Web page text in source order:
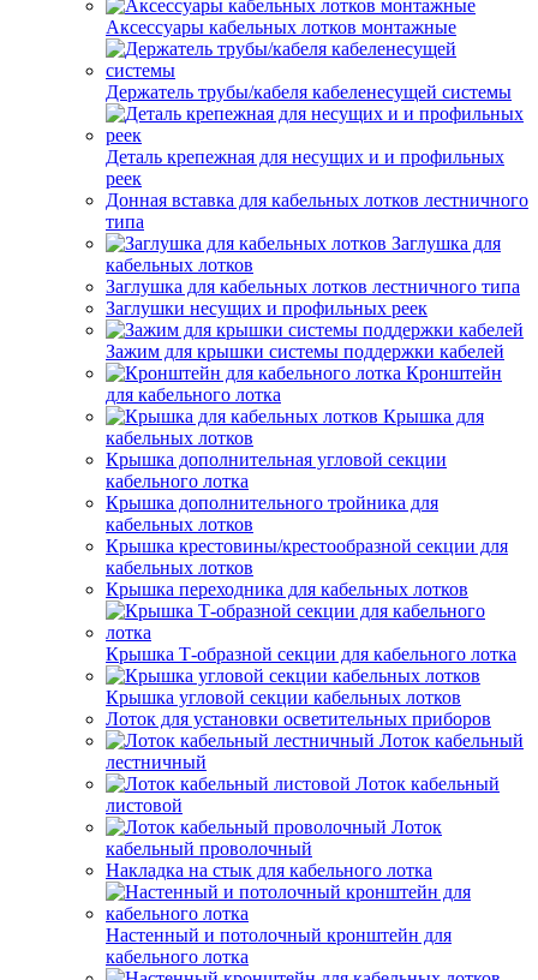
Аксессуары кабельных лотков монтажные
Держатель трубы/кабеля кабеленесущей системы
Деталь крепежная для несущих и и профильных
реек
Донная вставка для кабельных лотков лестничного
типа
Заглушка для
кабельных лотков
Заглушка для кабельных лотков лестничного типа
Заглушки несущих и профильных реек
Зажим для крышки системы поддержки кабелей
Кронштейн
для кабельного лотка
Крышка для
кабельных лотков
Крышка дополнительная угловой секции
кабельного лотка
Крышка дополнительного тройника для
кабельных лотков
Крышка крестовины/крестообразной секции для
кабельных лотков
Крышка переходника для кабельных лотков
Крышка Т-образной секции для кабельного лотка
Крышка угловой секции кабельных лотков
Лоток для установки осветительных приборов
Лоток кабельный
лестничный
Лоток кабельный
листовой
Лоток
кабельный проволочный
Накладка на стык для кабельного лотка
Настенный и потолочный кронштейн для
кабельного лотка